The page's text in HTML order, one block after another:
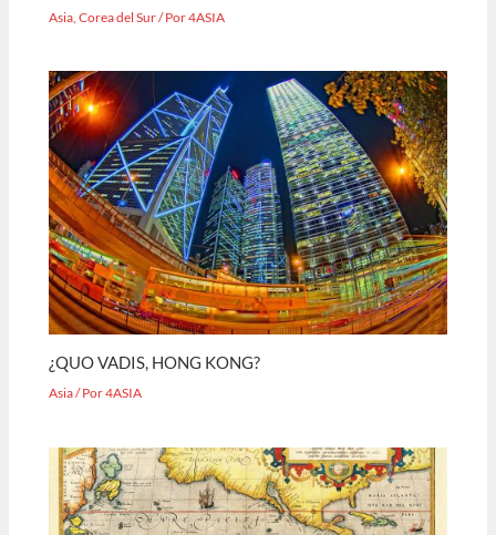
Asia ,Corea del Sur/ Por4ASIA
¿QUO VADIS, HONG KONG?
Asia/ Por4ASIA